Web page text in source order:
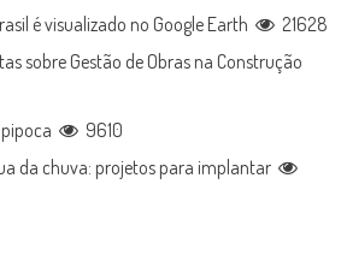
é visualizado no Google Earth
21628
sobre Gestão de Obras na Construção
9610
da chuva: projetos para implantar